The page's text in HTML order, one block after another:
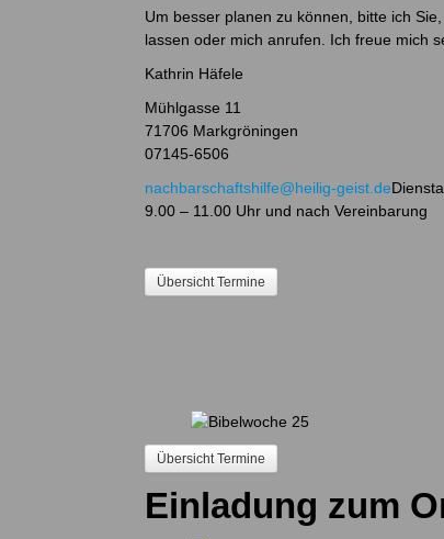
Um besser planen zu können, bitte ich
lassen oder mich anrufen. Ich freue mich
Kathrin Häfele
Mühlgasse 11
71706 Markgröningen
07145-6506
nachbarschaftshilfe@heilig-geist.de
9.00 – 11.00 Uhr und nach Vereinbarung
Übersicht Termine
Übersicht Termine
Einladung zum